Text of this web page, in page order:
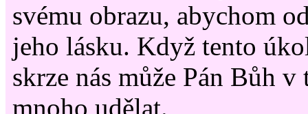
svému obrazu, abychom
jeho lásku. Když tento
skrze nás může Pán Bůh v
mnoho udělat.